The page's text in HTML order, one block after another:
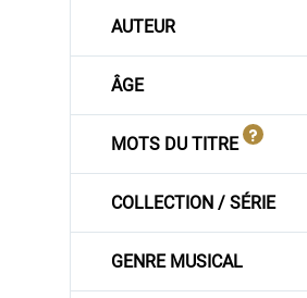
AUTEUR
ÂGE
MOTS DU TITRE
COLLECTION / SÉRIE
GENRE MUSICAL